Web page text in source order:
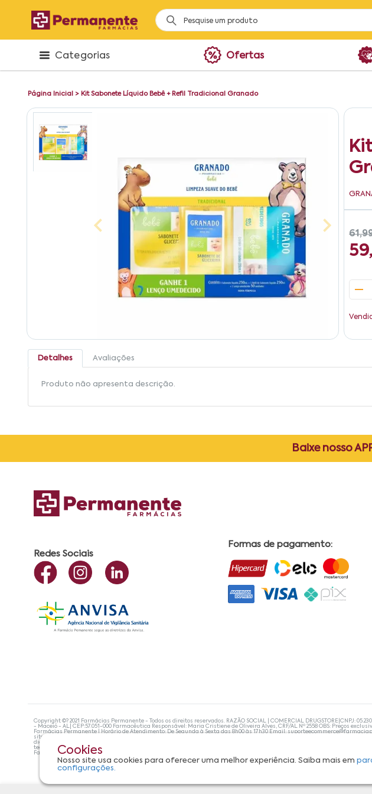
Categorias Ofertas
Página Inicial > Kit Sabonete Líquido Bebê + Refil Tradicional Granado
Detalhes Avaliações
Produto não apresenta descrição.
Cookies
Nosso site usa cookies para oferecer uma melhor experiência. Saiba mais em
configurações.
Baixe nosso
Redes Sociais
Formas de pagamento:
Copyright ©? 2021 Farmácias Permanente - Todos os direitos reservados. RAZÃO SOCIAL | COMERCIAL DRUGSTORE|CNPJ:
- Maceió - AL| CEP:57.051-000 Farmacêutica Responsável: Maria Cristiene de Oliveira Alves, CRF/AL Nº 2558 OBS: Preços
Farmácias Permanente | Horário de Atendimento: De Segunda à Sexta das 8h00 às 17h30 Email:
site não devem ser utilizadas para automedicação e, de forma alguma, substituem as orientações de um profissional da área
diagnosticar problemas de saúde e prescrever o tratamento adequado. Se os sintomas persistirem, um médico deve ser
tecnologias mais avançadas de proteção de dados, para que você possa realizar suas compras com tranquilidade. A
Farmácias Permanente. Todos os pedidos efetuados estão sujeitos à confirmação da disponibilidade de produto em nosso